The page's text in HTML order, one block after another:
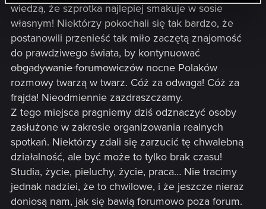
wiedzą, że szprotka najlepiej smakuje w sosie
własnym! Niektórzy pokochali się tak bardzo, że
postanowili przenieść tak miło zaczętą znajomość
do prawdziwego świata, by kontynuować
obgadywanie forumowiczów nocne Polaków
rozmowy twarzą w twarz. Cóż za odwaga! Cóż za
frajda! Nieodmiennie zazdraszczamy.
Z tego miejsca pragniemy dziś odznaczyć osoby
zasłużone w zakresie organizowania realnych
spotkań. Niektórzy zdali się zarzucić tę chwalebną
działalność, ale być może to tylko brak czasu!
Studia, życie, pieluchy, życie, praca… Nie tracimy
jednak nadziei, że to chwilowe, i że jeszcze nieraz
doniosą nam, jak się bawią forumowo poza forum.